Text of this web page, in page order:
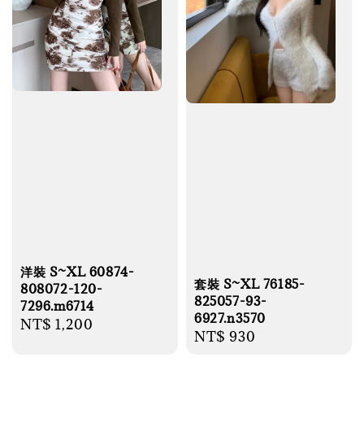
洋裝 S~XL 60874-
808072-120-
7296.m6714
Regular
NT$ 1,200
套裝 S~XL 76185-
825057-93-
6927.n3570
Regular
NT$ 930